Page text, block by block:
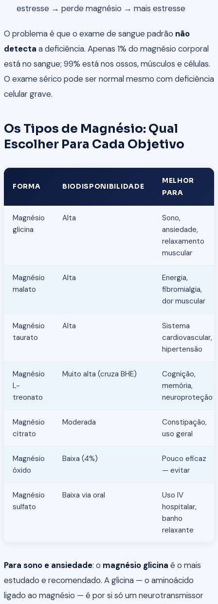
estresse → perde magnésio → mais estresse
O problema é que o exame de sangue padrão não
detecta a deficiência. Apenas 1% do magnésio corporal
está no sangue; 99% está nos ossos, músculos e células.
O exame sérico pode ser normal mesmo com deficiência
celular grave.
Os Tipos de Magnésio: Qual
Escolher Para Cada Objetivo
FORMA BIODISPONIBILIDADE
MELHOR
PARA
Magnésio
glicina
Alta
Sono,
ansiedade,
relaxamento
muscular
Magnésio
malato
Alta
Energia,
fibromialgia,
dor muscular
Magnésio
taurato
Alta
Sistema
cardiovascular,
hipertensão
Magnésio
L-
treonato
Muito alta (cruza BHE)
Cognição,
memória,
neuroproteção
Magnésio
citrato
Moderada
Constipação,
uso geral
Magnésio
óxido
Baixa (4%)
Pouco eficaz
— evitar
Magnésio
sulfato
Baixa via oral
Uso IV
hospitalar,
banho
relaxante
Para sono e ansiedade: o magnésio glicina é o mais
estudado e recomendado. A glicina — o aminoácido
ligado ao magnésio — é por si só um neurotransmissor